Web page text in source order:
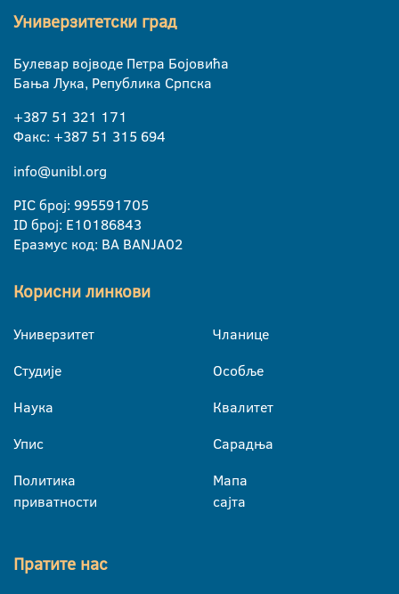
Универзитетски град
Булевар војводе Петра Бојовића
Бања Лука, Република Српска
+387 51 321 171
Факс: +387 51 315 694
info@unibl.org
PIC број: 995591705
ID број: E10186843
Еразмус код: BA BANJA02
Корисни линкови
Универзитет
Студије
Наука
Упис
Политика
приватности
Чланице
Особље
Квалитет
Сарадња
Мапа
сајта
Пратите нас